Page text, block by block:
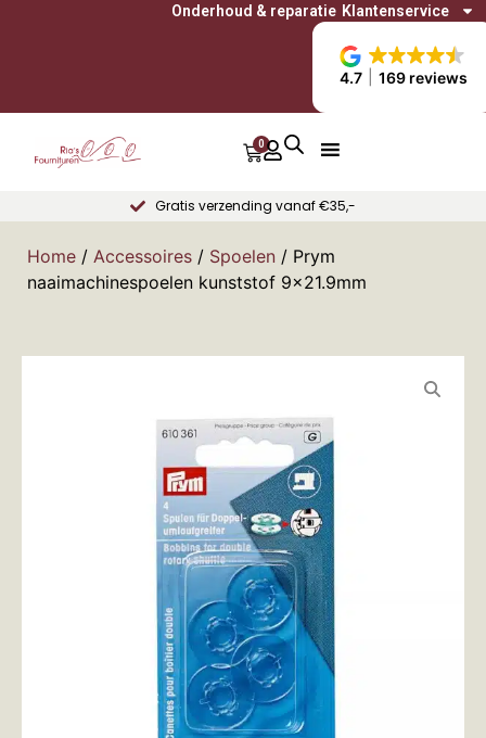
4.7 169 reviews
Onderhoud & reparatie Klantenservice
0
Gratis verzending vanaf €35,-
Home / Accessoires / Spoelen / Prym
naaimachinespoelen kunststof 9×21.9mm